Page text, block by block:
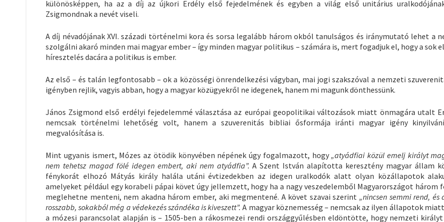
különösképpen, ha az a díj az újkori Erdély első fejedelmének és egyben a világ első unitárius
Zsigmondnak a nevét viseli.
A díj névadójának XVI. századi történelmi kora és sorsa legalább három okból tanulságos és iránymutató lehet a
szolgálni akaró minden mai magyar ember – így minden magyar politikus – számára is, mert fogadjuk el, hogy a sok
híresztelés dacára a politikus is ember.
Az első – és talán legfontosabb – ok a közösségi önrendelkezési vágyban, mai jogi szakszóval a nemzeti
igényben rejlik, vagyis abban, hogy a magyar közügyekről ne idegenek, hanem mi magunk dönthessünk.
János Zsigmond első erdélyi fejedelemmé választása az európai geopolitikai változások miatt önmagára utalt
nemcsak történelmi lehetőség volt, hanem a szuverenitás bibliai ősformája iránti magyar igény
megvalósítása is.
Mint ugyanis ismert, Mózes az ötödik könyvében népének úgy fogalmazott, hogy„atyádfiai közül emelj királyt
nem tehetsz magad fölé idegen embert, aki nem atyádfia”.A Szent István alapította keresztény magyar állam
fénykorát elhozó Mátyás király halála utáni évtizedekben az idegen uralkodók alatt olyan közállapotok
amelyeket például egy korabeli pápai követ úgy jellemzett, hogy ha a nagy veszedelemből Magyarországot három
meglehetne menteni, nem akadna három ember, aki megmentené. A követ szavai szerint„nincsen semmi rend, és
rosszabb, sokakból még a védekezés szándéka is kiveszett”. A magyar köznemesség – nemcsak az ilyen állapotok
a mózesi parancsolat alapján is – 1505-ben a rákosmezei rendi országgyűlésben eldöntötte, hogy nemzeti királyt